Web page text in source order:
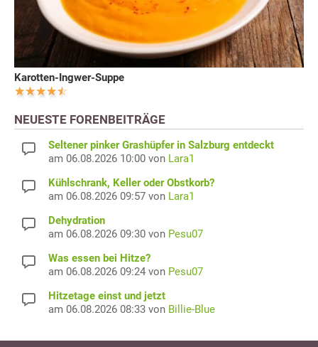
Karotten-Ingwer-Suppe
NEUESTE FORENBEITRÄGE
Seltener pinker Grashüpfer in Salzburg entdeckt
am 06.08.2026 10:00 von Lara1
Kühlschrank, Keller oder Obstkorb?
am 06.08.2026 09:57 von Lara1
Dehydration
am 06.08.2026 09:30 von Pesu07
Was essen bei Hitze?
am 06.08.2026 09:24 von Pesu07
Hitzetage einst und jetzt
am 06.08.2026 08:33 von Billie-Blue